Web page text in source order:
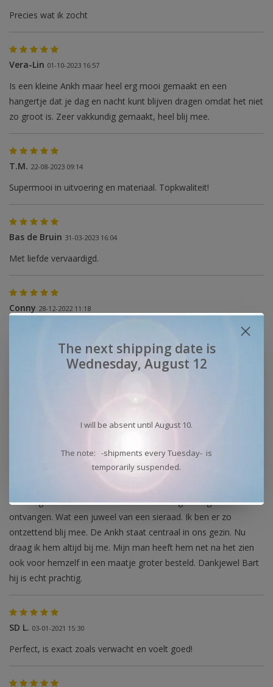
Precies wat ik zocht
Vera-Lin 01-10-2023 16:57
Is een kleine Ankh maar heel erg mooi gemaakt en een
hangertje dat je dag en nacht kunt blijven dragen omdat het niet
zo groot is. Zeer vakkundig gemaakt, heel blij mee.
T.M. 22-08-2023 09:14
Supermooi in uitvoering en materiaal. Topkwaliteit!
Bas de Bruin 31-03-2023 16:04
Met liefde vervaardigd.
Conny 28-12-2022 11:18
Ik ben heel blij met mijn Ankh van Isis hanger.
en omdat het zo mooi gemaakt is.
Vandaag sneller dan verwacht de Ankh hanger mogen
ontvangen. Wat een juweel van een sieraad. Ik ben er zo
ontzettend blij mee. De Ankh staat centraal in ons gezin. Nu
draag ik hem altijd bij me. Mijn man heeft hem net na het zien
ook voor hemzelf in een maatje groter besteld. Dankjewel Bart
hij is echt prachtig.
SD L. 03-01-2021 15:30
Perfect, is exact zoals verwacht en voelt goed!
The next shipping date is
Wednesday, August 12
I will be absent until August 10.
The note: -shipments every Tuesday- is
temporarily suspended.